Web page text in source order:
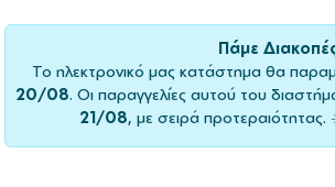
Πάμε
Το ηλεκτρονικό μας κατάστημα θα
20/08. Οι παραγγελίες αυτού του
21/08, με σειρά